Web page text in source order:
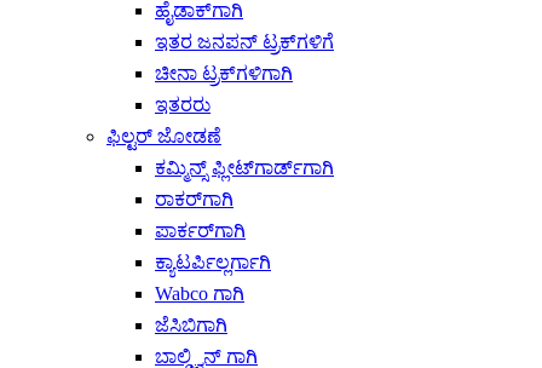
ಹೈಡಾಕ್‌ಗಾಗಿ
ಇತರ ಜನಪನ್ ಟ್ರಕ್‌ಗಳಿಗೆ
ಚೀನಾ ಟ್ರಕ್‌ಗಳಿಗಾಗಿ
ಇತರರು
ಫಿಲ್ಟರ್ ಜೋಡಣೆ
ಕಮ್ಮಿನ್ಸ್ ಫ್ಲೀಟ್‌ಗಾರ್ಡ್‌ಗಾಗಿ
ರಾಕರ್‌ಗಾಗಿ
ಪಾರ್ಕರ್‌ಗಾಗಿ
ಕ್ಯಾಟರ್ಪಿಲ್ಲರ್ಗಾಗಿ
Wabco ಗಾಗಿ
ಜೆಸಿಬಿಗಾಗಿ
ಬಾಲ್ಡ್ವಿನ್ ಗಾಗಿ